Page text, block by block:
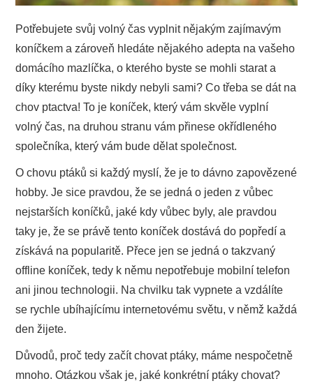
ZAJÍMAVOSTI
O NÁS
Potřebujete svůj volný čas vyplnit nějakým zajímavým
koníčkem a zároveň hledáte nějakého adepta na vašeho
domácího mazlíčka, o kterého byste se mohli starat a
díky kterému byste nikdy nebyli sami? Co třeba se dát na
chov ptactva! To je koníček, který vám skvěle vyplní
volný čas, na druhou stranu vám přinese okřídleného
společníka, který vám bude dělat společnost.
O chovu ptáků si každý myslí, že je to dávno zapovězené
hobby. Je sice pravdou, že se jedná o jeden z vůbec
nejstarších koníčků, jaké kdy vůbec byly, ale pravdou
taky je, že se právě tento koníček dostává do popředí a
získává na popularitě. Přece jen se jedná o takzvaný
offline koníček, tedy k němu nepotřebuje mobilní telefon
ani jinou technologii. Na chvilku tak vypnete a vzdálíte
se rychle ubíhajícímu internetovému světu, v němž každá
den žijete.
Důvodů, proč tedy začít chovat ptáky, máme nespočetně
mnoho. Otázkou však je, jaké konkrétní ptáky chovat?